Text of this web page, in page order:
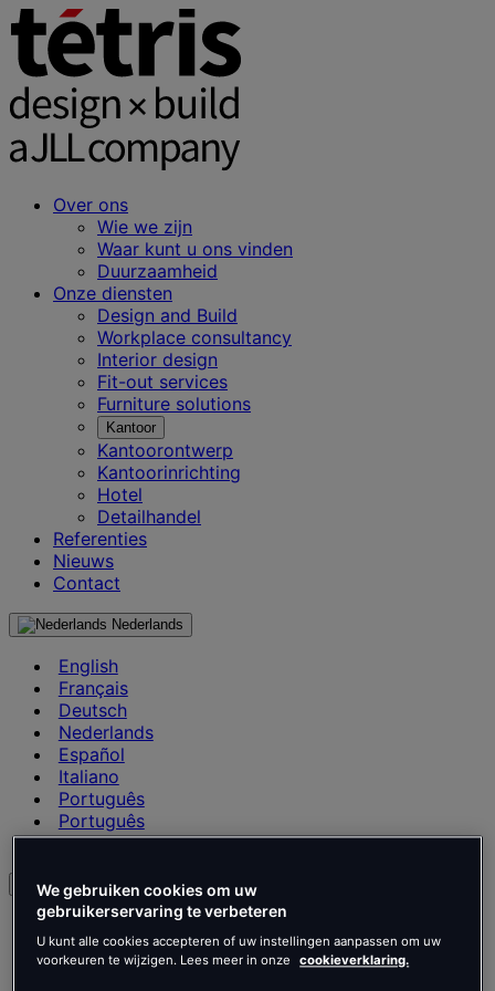
Over ons
Wie we zijn
Waar kunt u ons vinden
Duurzaamheid
Onze diensten
Design and Build
Workplace consultancy
Interior design
Fit-out services
Furniture solutions
Kantoor
Kantoorontwerp
Kantoorinrichting
Hotel
Detailhandel
Referenties
Nieuws
Contact
Nederlands
English
Français
Deutsch
Nederlands
Español
Italiano
Português
Português
Polski
English
Français
Deutsch
We gebruiken cookies om uw
gebruikerservaring te verbeteren
U kunt alle cookies accepteren of uw instellingen aanpassen om uw
voorkeuren te wijzigen. Lees meer in onze
cookieverklaring.